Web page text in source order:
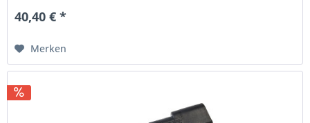
40,40 € *
Merken